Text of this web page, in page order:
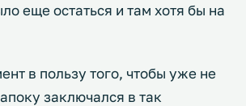
еще остаться и там хотя бы на
в пользу того, чтобы уже не
заключался в так